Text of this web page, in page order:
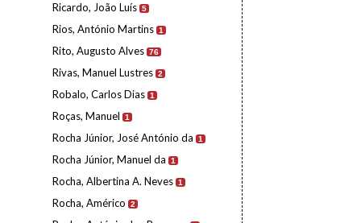
Ricardo, João Luís 5
Rios, António Martins 1
Rito, Augusto Alves 76
Rivas, Manuel Lustres 2
Robalo, Carlos Dias 1
Roças, Manuel 1
Rocha Júnior, José António da 1
Rocha Júnior, Manuel da 1
Rocha, Albertina A. Neves 1
Rocha, Américo 2